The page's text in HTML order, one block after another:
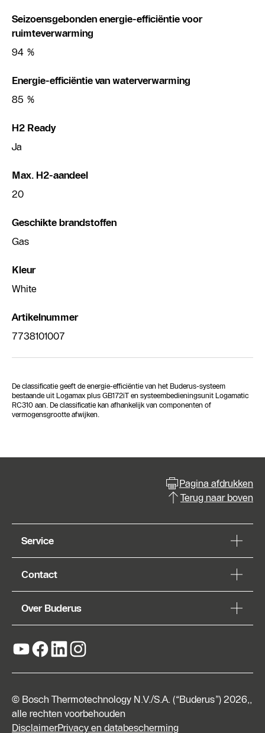
Seizoensgebonden energie-efficiëntie voor
ruimteverwarming
94 %
Energie-efficiëntie van waterverwarming
85 %
H2 Ready
Ja
Max. H2-aandeel
20
Geschikte brandstoffen
Gas
Kleur
White
Artikelnummer
7738101007
De classificatie geeft de energie-efficiëntie van het Buderus-systeem
bestaande uit Logamax plus GB172iT en systeembedieningsunit Logamatic
RC310 aan. De classificatie kan afhankelijk van componenten of
vermogensgrootte afwijken.
Pagina afdrukken
Terug naar boven
Service
Contact
Over Buderus
© Bosch Thermotechnology N.V./S.A. (“Buderus”) 2026,,
alle rechten voorbehouden
DisclaimerPrivacy en databescherming